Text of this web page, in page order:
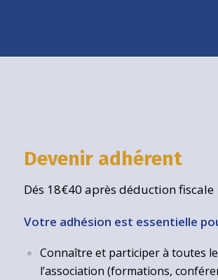
Devenir adhérent
Dés 18€40 après déduction fiscale
Votre adhésion est essentielle
Connaître et participer à toutes
l’association (formations,